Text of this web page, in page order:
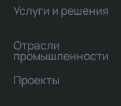
Услуги и решения
Отрасли
промышленности
Проекты